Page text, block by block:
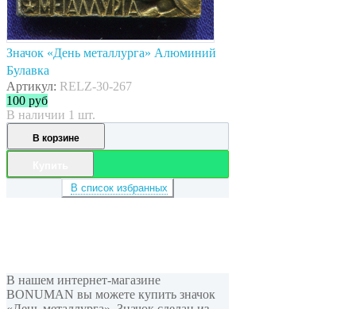
Значок «День металлурга» Алюминий
Булавка
Артикул: RELZ-30-267
100 руб
В наличии 1 шт.
В корзине
В список избранных
В нашем интернет-магазине
BONUMAN вы можете купить значок